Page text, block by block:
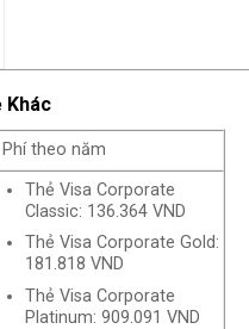
Khác
Phí theo năm
Thẻ Visa Corporate
Classic: 136.364 VND
Thẻ Visa Corporate Gold:
181.818 VND
Thẻ Visa Corporate
Platinum: 909.091 VND